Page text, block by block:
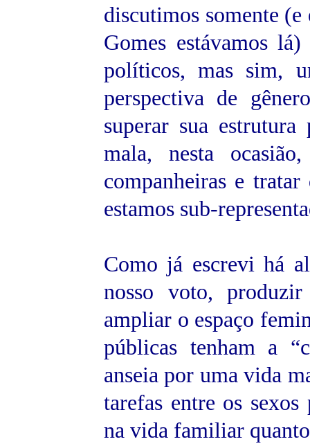
discutimos somente
Gomes estávamos
políticos, mas sim,
perspectiva de
superar sua
mala, nesta
companheiras e
estamos sub-
Como já escrevi há
nosso voto,
ampliar o espaço
públicas tenham a
anseia por uma vida
tarefas entre os
na vida familiar